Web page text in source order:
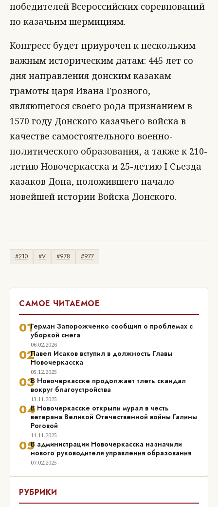
победителей Всероссийских соревнований
по казачьим шермициям.
Конгресс будет приурочен к нескольким
важным историческим датам: 445 лет со
дня направления донским казакам
грамоты царя Ивана Грозного,
являющегося своего рода признанием в
1570 году Донского казачьего войска в
качестве самостоятельного военно-
политического образования, а также к 210-
летию Новочеркасска и 25-летию I Съезда
казаков Дона, положившего начало
новейшей истории Войска Донского.
#210 #V #978 #977
САМОЕ ЧИТАЕМОЕ
01Герман Запорожченко сообщил о проблемах с
уборкой снега
06.02.2026
02Павел Исаков вступил в должность Главы
Новочеркасска
05.12.2025
03В Новочеркасске продолжает тлеть скандал
вокруг благоустройства
13.11.2025
04В Новочеркасске открыли мурал в честь
ветерана Великой Отечественной войны Галины
Роговой
11.11.2025
05В администрации Новочеркасска назначили
нового руководителя управления образования
07.02.2025
РУБРИКИ